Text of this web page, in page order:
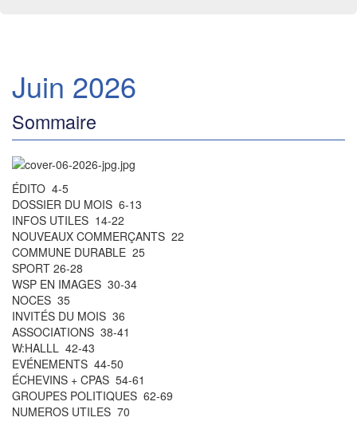
Juin 2026
Sommaire
ÉDITO 4-5
DOSSIER DU MOIS 6-13
INFOS UTILES 14-22
NOUVEAUX COMMERÇANTS 22
COMMUNE DURABLE 25
SPORT 26-28
WSP EN IMAGES 30-34
NOCES 35
INVITÉS DU MOIS 36
ASSOCIATIONS 38-41
W:HALLL 42-43
EVÉNEMENTS 44-50
ÉCHEVINS + CPAS 54-61
GROUPES POLITIQUES 62-69
NUMEROS UTILES 70